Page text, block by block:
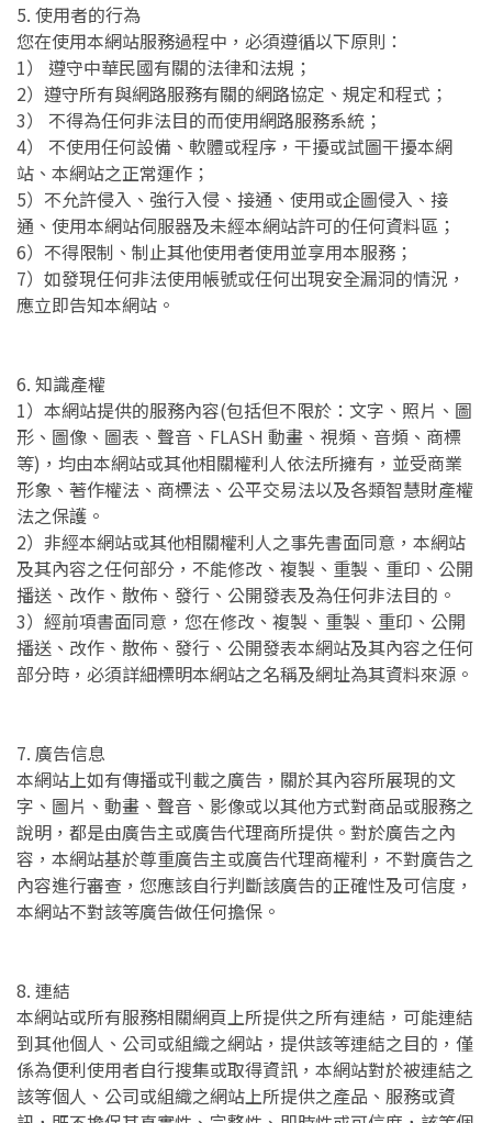
5. 使用者的行為
您在使用本網站服務過程中，必須遵循以下原則：
1） 遵守中華民國有關的法律和法規；
2）遵守所有與網路服務有關的網路協定、規定和程式；
3） 不得為任何非法目的而使用網路服務系統；
4） 不使用任何設備、軟體或程序，干擾或試圖干擾本網
站、本網站之正常運作；
5）不允許侵入、強行入侵、接通、使用或企圖侵入、接
通、使用本網站伺服器及未經本網站許可的任何資料區；
6）不得限制、制止其他使用者使用並享用本服務；
7）如發現任何非法使用帳號或任何出現安全漏洞的情況，
應立即告知本網站。
6. 知識產權
1）本網站提供的服務內容(包括但不限於：文字、照片、圖
形、圖像、圖表、聲音、FLASH 動畫、視頻、音頻、商標
等)，均由本網站或其他相關權利人依法所擁有，並受商業
形象、著作權法、商標法、公平交易法以及各類智慧財產權
法之保護。
2）非經本網站或其他相關權利人之事先書面同意，本網站
及其內容之任何部分，不能修改、複製、重製、重印、公開
播送、改作、散佈、發行、公開發表及為任何非法目的。
3）經前項書面同意，您在修改、複製、重製、重印、公開
播送、改作、散佈、發行、公開發表本網站及其內容之任何
部分時，必須詳細標明本網站之名稱及網址為其資料來源。
7. 廣告信息
本網站上如有傳播或刊載之廣告，關於其內容所展現的文
字、圖片、動畫、聲音、影像或以其他方式對商品或服務之
說明，都是由廣告主或廣告代理商所提供。對於廣告之內
容，本網站基於尊重廣告主或廣告代理商權利，不對廣告之
內容進行審查，您應該自行判斷該廣告的正確性及可信度，
本網站不對該等廣告做任何擔保。
8. 連結
本網站或所有服務相關網頁上所提供之所有連結，可能連結
到其他個人、公司或組織之網站，提供該等連結之目的，僅
係為便利使用者自行搜集或取得資訊，本網站對於被連結之
該等個人、公司或組織之網站上所提供之產品、服務或資